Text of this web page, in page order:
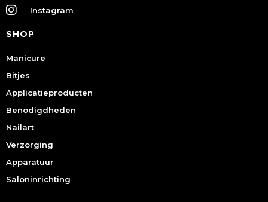
Instagram
SHOP
Manicure
Bitjes
Applicatieproducten
Benodigdheden
Nailart
Verzorging
Apparatuur
Saloninrichting